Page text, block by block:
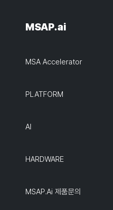
MSAP.ai
MSA Accelerator
PLATFORM
AI
HARDWARE
MSAP.ai 제품문의